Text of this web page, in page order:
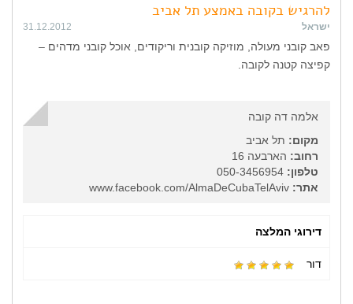
להרגיש בקובה באמצע תל אביב
ישראל 31.12.2012
פאב קובני מעולה, מוזיקה קובנית וריקודים, אוכל קובני מדהים –
קפיצה קטנה לקובה.
אלמה דה קובה
מקום: תל אביב
רחוב: הארבעה 16
טלפון:
אתר:
דירוגי המלצה
דור